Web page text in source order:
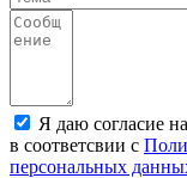
Я даю согласие
в соответсвии с
персональных